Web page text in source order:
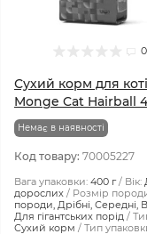
0
Сухий корм для
Monge Cat Hairball
Немає в наявності
Код товару: 70005227
Вага упаковки: 400 г Вік:
дорослих
Розмір
породи, Дрібні, Середні,
Для гігантських порід
Сухий корм
Тип